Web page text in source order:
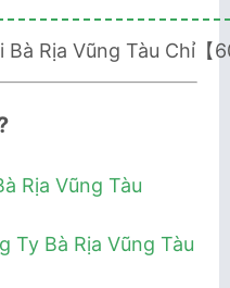
Rịa Vũng Tàu Chỉ【
Rịa Vũng Tàu
Ty Bà Rịa Vũng Tàu